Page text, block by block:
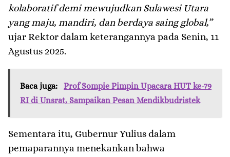
kolaboratif demi mewujudkan Sulawesi Utara
yang maju, mandiri, dan berdaya saing global,”
ujar Rektor dalam keterangannya pada Senin, 11
Agustus 2025.
Baca juga:
Prof Sompie Pimpin Upacara HUT ke-79
RI di Unsrat, Sampaikan Pesan Mendikbudristek
Sementara itu, Gubernur Yulius dalam
pemaparannya menekankan bahwa